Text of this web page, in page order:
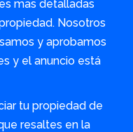
mas detalladas
Nosotros
y aprobamos
y el anuncio está
tu propiedad de
resaltes en la